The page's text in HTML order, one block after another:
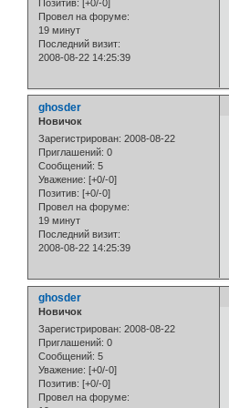
Позитив: [+0/-0]
Провел на форуме:
19 минут
Последний визит:
2008-08-22 14:25:39
ghosder
Новичок
Зарегистрирован: 2008-08-22
Приглашений: 0
Сообщений: 5
Уважение: [+0/-0]
Позитив: [+0/-0]
Провел на форуме:
19 минут
Последний визит:
2008-08-22 14:25:39
ghosder
Новичок
Зарегистрирован: 2008-08-22
Приглашений: 0
Сообщений: 5
Уважение: [+0/-0]
Позитив: [+0/-0]
Провел на форуме: